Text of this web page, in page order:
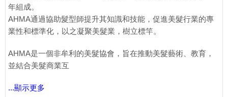
年組成。
AHMA通過協助髮型師提升其知識和技能，促進美髮行業的專
業性和標準化，以之凝聚美髮業，樹立標竿。
AHMA是一個非牟利的美髮協會，旨在推動美髮藝術、教育，
並結合美髮商業互
...顯示更多